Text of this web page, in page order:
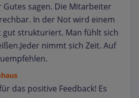
Gutes sagen. Die Mitarbeiter
In der Not wird einem
gut strukturiert. Man fühlt sich
nimmt sich Zeit. Auf
das positive Feedback! Es